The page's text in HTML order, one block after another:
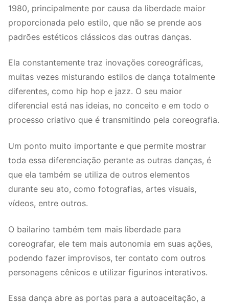
1980, principalmente por causa da liberdade maior
proporcionada pelo estilo, que não se prende aos
padrões estéticos clássicos das outras danças.
Ela constantemente traz inovações coreográficas,
muitas vezes misturando estilos de dança totalmente
diferentes, como hip hop e jazz. O seu maior
diferencial está nas ideias, no conceito e em todo o
processo criativo que é transmitindo pela coreografia.
Um ponto muito importante e que permite mostrar
toda essa diferenciação perante as outras danças, é
que ela também se utiliza de outros elementos
durante seu ato, como fotografias, artes visuais,
vídeos, entre outros.
O bailarino também tem mais liberdade para
coreografar, ele tem mais autonomia em suas ações,
podendo fazer improvisos, ter contato com outros
personagens cênicos e utilizar figurinos interativos.
Essa dança abre as portas para a autoaceitação, a